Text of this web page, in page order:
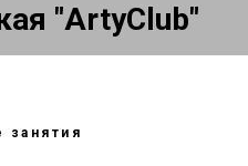
"ArtyClub"
занятия